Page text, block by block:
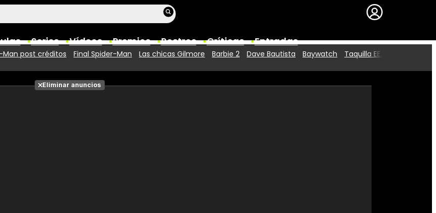
Series Vídeos Premios Rostros Críticas Entradas
Fotos
Premios
Man post créditos Final Spider-Man Las chicas Gilmore Barbie 2 Dave Bautista Baywatch Taquilla EE.UU.
Eliminar anuncios